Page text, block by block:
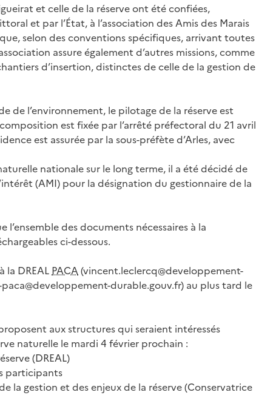
et celle de la réserve ont été confiées,
et par l’État, à l’association des Amis des Marais
selon des conventions spécifiques, arrivant toutes
assure également d’autres missions, comme
d’insertion, distinctes de celle de la gestion de
de l’environnement, le pilotage de la réserve est
est fixée par l’arrêté préfectoral du 21 avril
est assurée par la sous-préfète d’Arles, avec
nationale sur le long terme, il a été décidé de
(AMI) pour la désignation du gestionnaire de la
l’ensemble des documents nécessaires à la
ci-dessous.
la DREAL PACA(vincent.leclercq@developpement-
durable.gouv.fr) au plus tard le
aux structures qui seraient intéressés
naturelle le mardi 4 février prochain :
(DREAL)
participants
la gestion et des enjeux de la réserve (Conservatrice